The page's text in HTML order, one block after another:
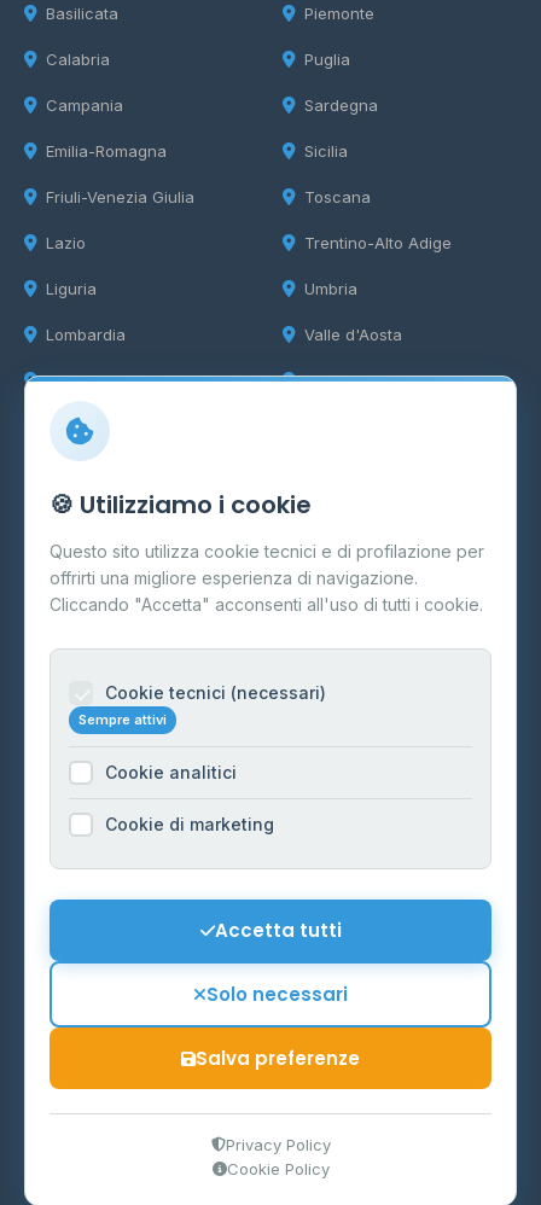
Basilicata
Calabria
Campania
Emilia-Romagna
Friuli-Venezia Giulia
Lazio
Liguria
Lombardia
Marche
Piemonte
Puglia
Sardegna
Sicilia
Toscana
Trentino-Alto Adige
Umbria
Valle d'Aosta
Veneto
Info
Cos'è il GPL
FAQ
Contatti
Informazioni legali
Cookie Policy
Preferenze Cookie
Mappa del sito
P.IVA 03859300364
Ministero delle Imprese e del Made in Italy
🍪 Utilizziamo i cookie
Questo sito utilizza cookie tecnici e di profilazione per
offrirti una migliore esperienza di navigazione.
Cliccando "Accetta" acconsenti all'uso di tutti i cookie.
Cookie tecnici (necessari)
Sempre attivi
Cookie analitici
Cookie di marketing
Accetta tutti
Solo necessari
Salva preferenze
Privacy Policy
Cookie Policy